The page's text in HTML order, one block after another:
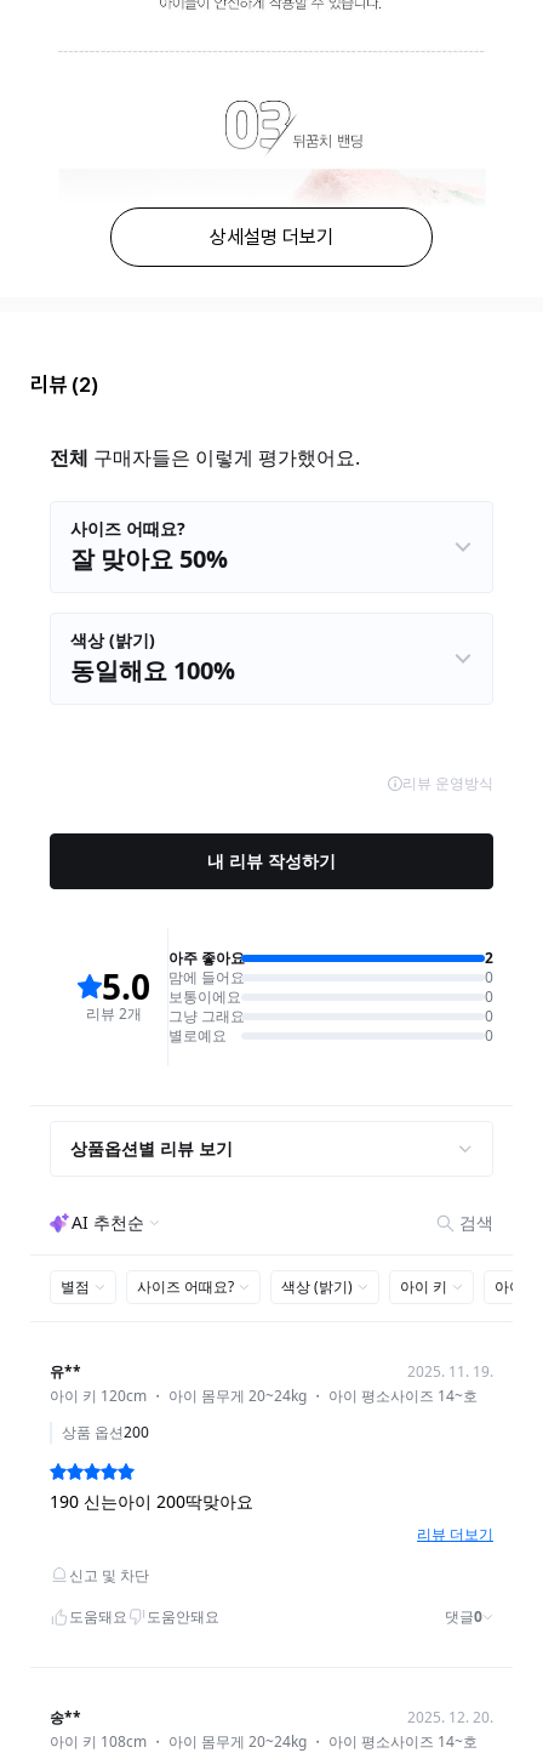
상세설명 더보기
리뷰 (2)